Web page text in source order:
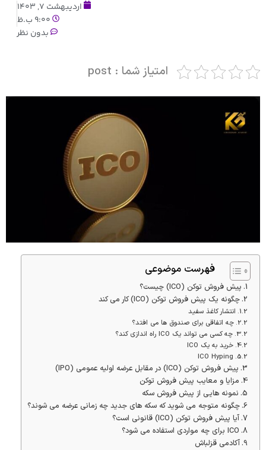
اردیبهشت 7, 1403
9:00 ب.ظ
بدون نظر
امتیاز شما : post
فهرست موضوعی
پیش فروش توکن (ICO) چیست؟
چگونه یک پیش فروش توکن (ICO) کار می کند
انتشار کاغذ سفید
چه اتفاقی برای صندوق ها می افتد؟
چه کسی می تواند یک ICO راه اندازی کند؟
خرید به یک ICO
ICO Hyping
پیش فروش توکن (ICO) در مقابل عرضه اولیه عمومی (IPO)
مزایا و معایب پیش فروش توکن
نمونه هایی از پیش فروش سکه
چگونه متوجه می شوید که سکه های جدید چه زمانی عرضه می شوند؟
آیا پیش فروش توکن (ICO) قانونی است؟
ICO برای چه مواردی استفاده می شود؟
آکادمی قزلباش